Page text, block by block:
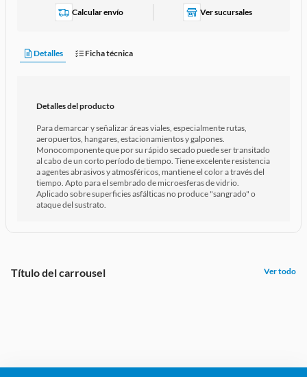
Calcular envío Ver sucursales
Detalles Ficha técnica
Detalles del producto
Para demarcar y señalizar áreas viales, especialmente rutas,
aeropuertos, hangares, estacionamientos y galpones.
Monocomponente que por su rápido secado puede ser transitado
al cabo de un corto período de tiempo. Tiene excelente resistencia
a agentes abrasivos y atmosféricos, mantiene el color a través del
tiempo. Apto para el sembrado de microesferas de vidrio.
Aplicado sobre superficies asfálticas no produce "sangrado" o
ataque del sustrato.
Título del carrousel Ver todo